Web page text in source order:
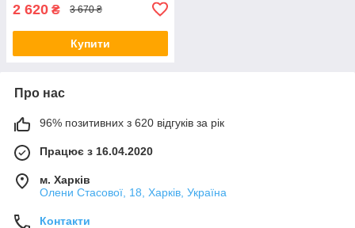
2 620 ₴ 3 670 ₴
Купити
Про нас
96% позитивних з 620 відгуків за рік
Працює з 16.04.2020
м. Харків
Олени Стасової, 18, Харків, Україна
Контакти